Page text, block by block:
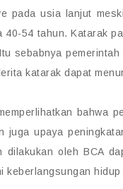
pada usia lanjut
40-54 tahun. Katarak
sebabnya
katarak dapat
bahwa
juga upaya
dilakukan oleh BCA
keberlangsungan